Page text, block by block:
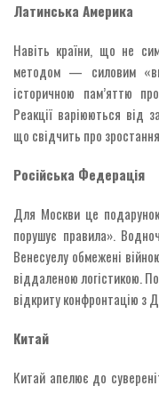
Латинська Америка
Навіть країни, що не
методом — силовим
історичною пам’яттю
Реакції варіюються від
що свідчить про
Російська Федерація
Для Москви це
порушує правила».
Венесуелу обмежені
віддаленою логістикою.
відкриту конфронтацію з
Китай
Китай апелює до